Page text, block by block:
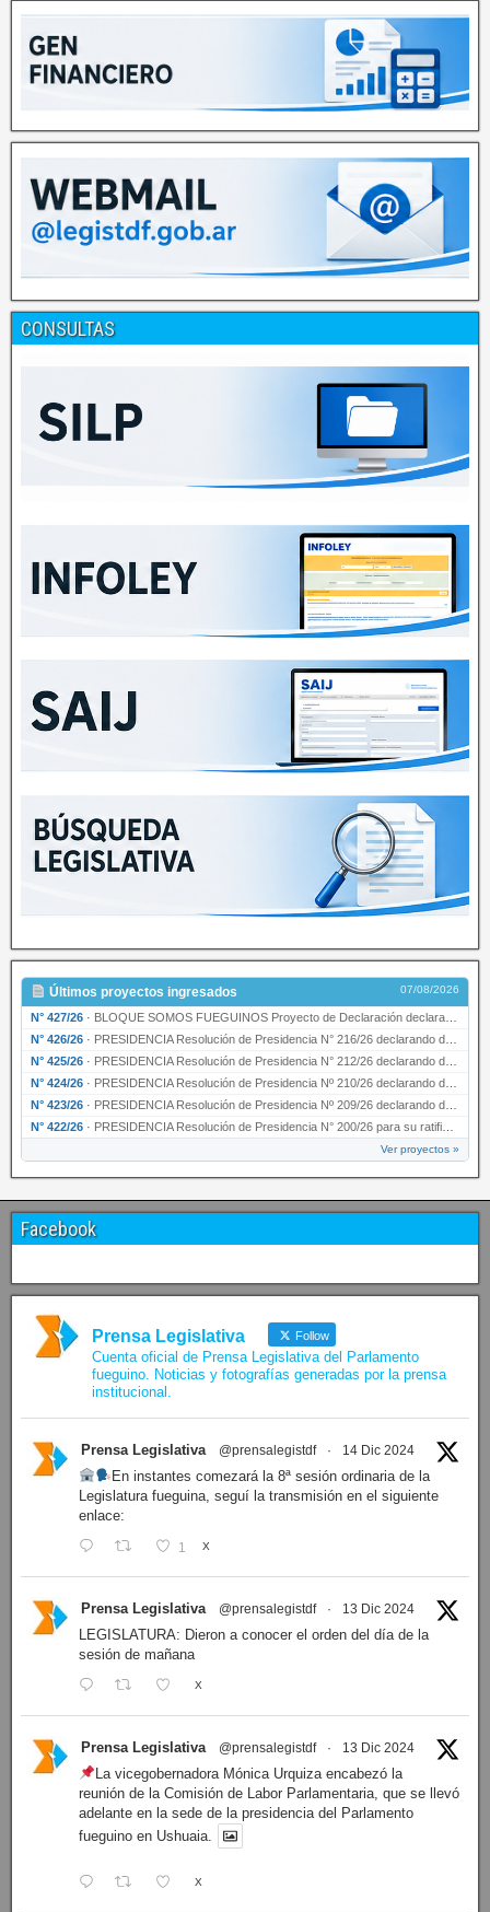
CONSULTAS
Últimos proyectos ingresados 07/08/2026
N° 427/26 · BLOQUE SOMOS FUEGUINOS Proyecto de Declaración declarando de interés provincial PRESIDENCI…
N° 426/26 · PRESIDENCIA Resolución de Presidencia N° 216/26 declarando de interés provincial la labor …
N° 425/26 · PRESIDENCIA Resolución de Presidencia N° 212/26 declarando de interés provincial el “50° A…
N° 424/26 · PRESIDENCIA Resolución de Presidencia Nº 210/26 declarando de interés provincial el proyec…
N° 423/26 · PRESIDENCIA Resolución de Presidencia Nº 209/26 declarando de interés provincial la presen…
N° 422/26 · PRESIDENCIA Resolución de Presidencia N° 200/26 para su ratificación.
Ver proyectos »
Facebook
Prensa Legislativa Follow
Cuenta oficial de Prensa Legislativa del Parlamento
fueguino. Noticias y fotografías generadas por la prensa
institucional.
Prensa Legislativa @prensalegistdf · 14 Dic 2024
En instantes comezará la 8ª sesión ordinaria de la
Legislatura fueguina, seguí la transmisión en el siguiente
enlace:
1 X
Prensa Legislativa @prensalegistdf · 13 Dic 2024
LEGISLATURA: Dieron a conocer el orden del día de la
sesión de mañana
X
Prensa Legislativa @prensalegistdf · 13 Dic 2024
La vicegobernadora Mónica Urquiza encabezó la
reunión de la Comisión de Labor Parlamentaria, que se llevó
adelante en la sede de la presidencia del Parlamento
fueguino en Ushuaia.
X